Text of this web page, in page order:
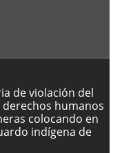
de violación del
humanos
colocando en
indígena de